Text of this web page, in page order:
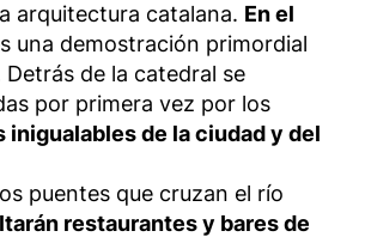
arquitectura catalana. En el
una demostración primordial
de la catedral se
por primera vez por los
de la ciudad y del
puentes que cruzan el río
restaurantes y bares de